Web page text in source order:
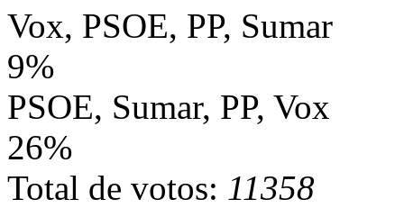
Vox, PSOE, PP, Sumar
9%
PSOE, Sumar, PP, Vox
26%
Total de votos: 11358